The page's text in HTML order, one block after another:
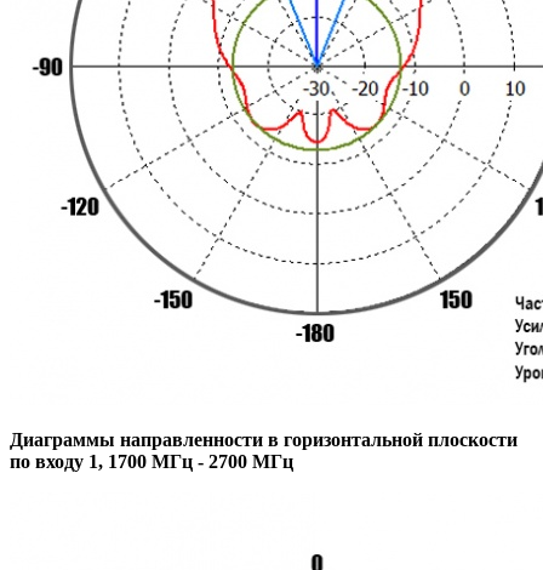
Диаграммы направленности в горизонтальной плоскости
по входу 1, 1700 МГц - 2700 МГц